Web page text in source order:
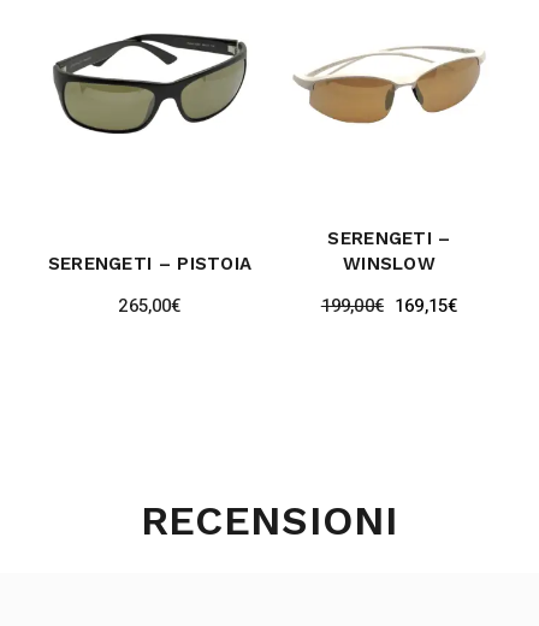
SERENGETI – PISTOIA
265,00€
SERENGETI –
WINSLOW
199,00€ 169,15€
RECENSIONI